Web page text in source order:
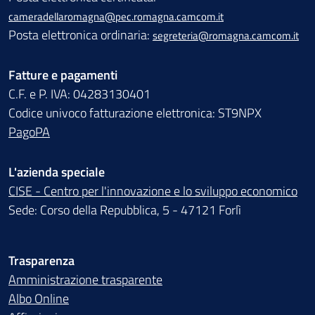
cameradellaromagna@pec.romagna.camcom.it
Posta elettronica ordinaria: segreteria@romagna.camcom.it
Fatture e pagamenti
C.F. e P. IVA: 04283130401
Codice univoco fatturazione elettronica: ST9NPX
PagoPA
L'azienda speciale
CISE - Centro per l'innovazione e lo sviluppo economico
Sede: Corso della Repubblica, 5 - 47121 Forlì
Trasparenza
Amministrazione trasparente
Albo Online